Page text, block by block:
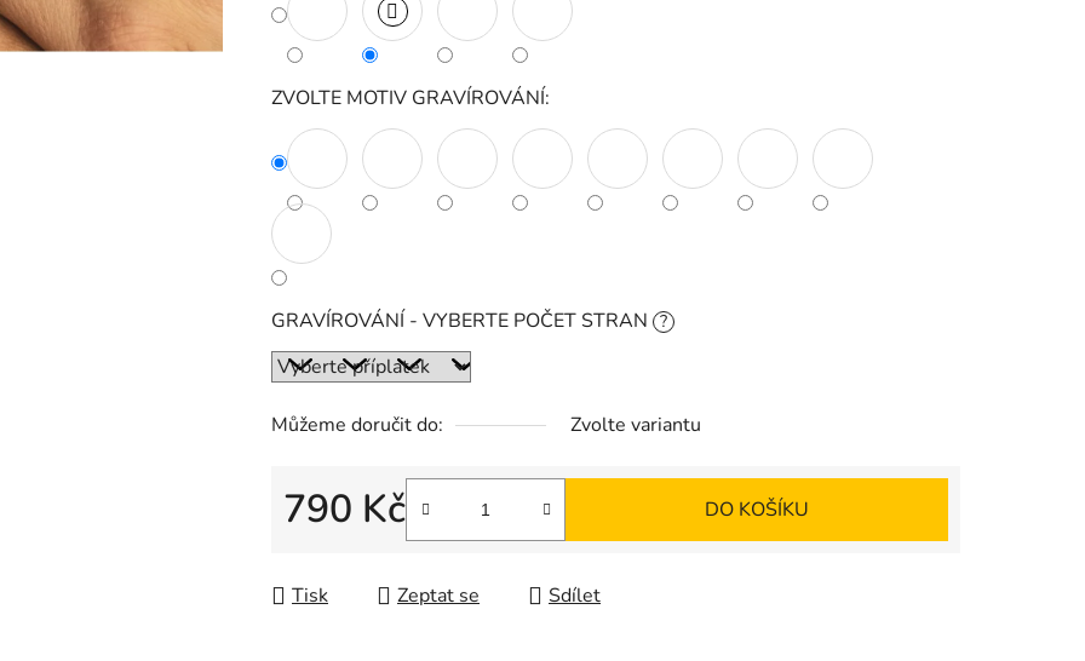
ZVOLTE MOTIV GRAVÍROVÁNÍ:
GRAVÍROVÁNÍ - VYBERTE POČET STRAN ?
Můžeme doručit do: Zvolte variantu
790 Kč DO KOŠÍKU
Tisk Zeptat se Sdílet